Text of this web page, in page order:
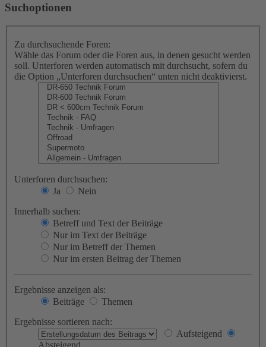
Suchoptionen
Zu durchsuchende Foren:
Wähle das Forum oder die Foren aus, in denen gesucht werden
soll. Unterforen werden automatisch mit durchsucht, sofern du
die Option „Unterforen durchsuchen“ unten nicht deaktivierst.
Unterforen durchsuchen:
Ja
Nein
Innerhalb suchen:
Betreff und Text der Beiträge
Nur im Text der Beiträge
Nur im Betreff der Themen
Nur im ersten Beitrag der Themen
Ergebnisse anzeigen als:
Beiträge
Themen
Ergebnisse sortieren nach:
Aufsteigend